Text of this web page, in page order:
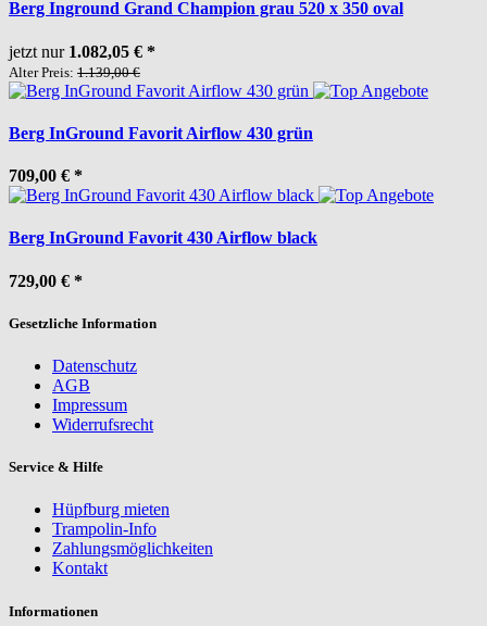
Berg Inground Grand Champion grau 520 x 350 oval
jetzt nur 1.082,05 € *
Alter Preis: 1.139,00 €
Berg InGround Favorit Airflow 430 grün
709,00 € *
Berg InGround Favorit 430 Airflow black
729,00 € *
Gesetzliche Information
Datenschutz
AGB
Impressum
Widerrufsrecht
Service & Hilfe
Hüpfburg mieten
Trampolin-Info
Zahlungsmöglichkeiten
Kontakt
Informationen